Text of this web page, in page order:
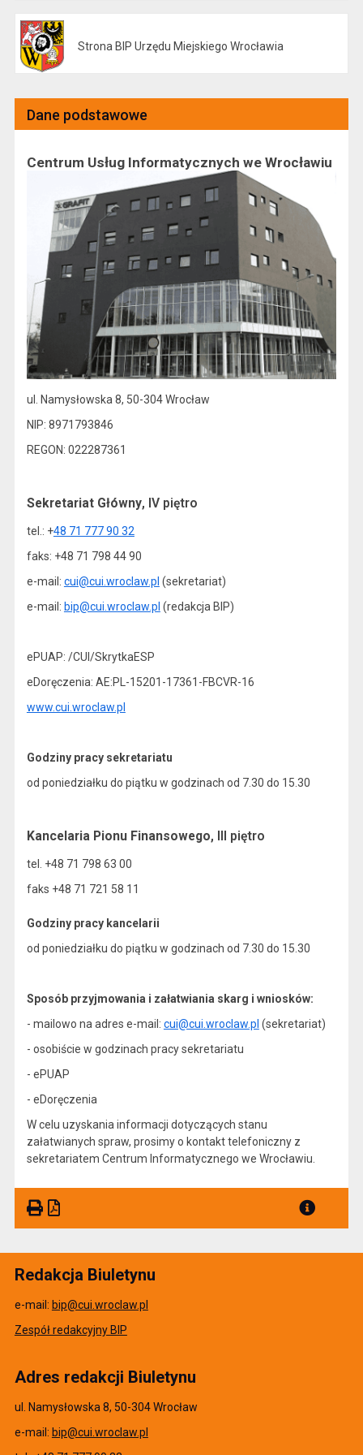
Strona BIP Urzędu Miejskiego Wrocławia
Dane podstawowe
Centrum Usług Informatycznych we Wrocławiu
ul. Namysłowska 8, 50-304 Wrocław
NIP: 8971793846
REGON: 022287361
Sekretariat Główny, IV piętro
tel.: +48 71 777 90 32
faks: +48 71 798 44 90
e-mail: cui@cui.wroclaw.pl (sekretariat)
e-mail: bip@cui.wroclaw.pl (redakcja BIP)
ePUAP: /CUI/SkrytkaESP
eDoręczenia: AE:PL-15201-17361-FBCVR-16
www.cui.wroclaw.pl
Godziny pracy sekretariatu
od poniedziałku do piątku w godzinach od 7.30 do 15.30
Kancelaria Pionu Finansowego, III piętro
tel. +48 71 798 63 00
faks +48 71 721 58 11
Godziny pracy kancelarii
od poniedziałku do piątku w godzinach od 7.30 do 15.30
Sposób przyjmowania i załatwiania skarg i wniosków:
- mailowo na adres e-mail: cui@cui.wroclaw.pl (sekretariat)
- osobiście w godzinach pracy sekretariatu
- ePUAP
- eDoręczenia
W celu uzyskania informacji dotyczących stanu
załatwianych spraw, prosimy o kontakt telefoniczny z
sekretariatem Centrum Informatycznego we Wrocławiu.
Redakcja Biuletynu
e-mail: bip@cui.wroclaw.pl
Zespół redakcyjny BIP
Adres redakcji Biuletynu
ul. Namysłowska 8, 50-304 Wrocław
e-mail: bip@cui.wroclaw.pl